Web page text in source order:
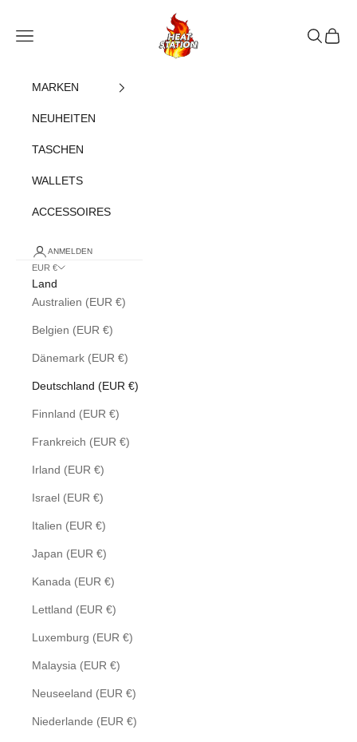
heatstation
Navigationsmenü öffnen
Suche
MARKEN
NEUHEITEN
TASCHEN
WALLETS
ACCESSOIRES
ANMELDEN
EUR €
Land
Australien (EUR €)
Belgien (EUR €)
Dänemark (EUR €)
Deutschland (EUR €)
Finnland (EUR €)
Frankreich (EUR €)
Irland (EUR €)
Israel (EUR €)
Italien (EUR €)
Japan (EUR €)
Kanada (EUR €)
Lettland (EUR €)
Luxemburg (EUR €)
Malaysia (EUR €)
Neuseeland (EUR €)
Niederlande (EUR €)